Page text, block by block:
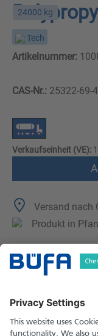
24000 kg
Tech
Artikelnummer:
CAS-Nr.: 25322-69-4
Verkaufseinheit (VE):
Versand nach
Produkt in